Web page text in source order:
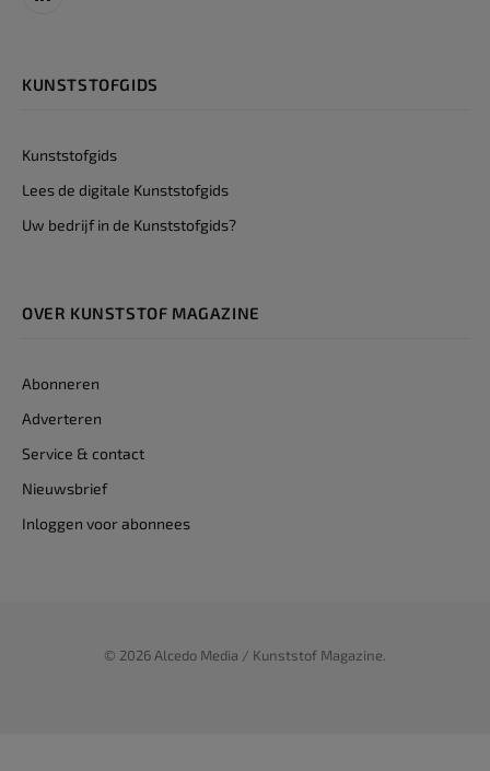
KUNSTSTOFGIDS
Kunststofgids
Lees de digitale Kunststofgids
Uw bedrijf in de Kunststofgids?
OVER KUNSTSTOF MAGAZINE
Abonneren
Adverteren
Service & contact
Nieuwsbrief
Inloggen voor abonnees
© 2026 Alcedo Media / Kunststof Magazine.